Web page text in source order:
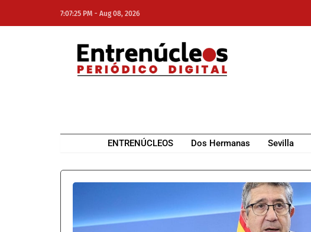
7:07:25 PM - Aug 08, 2026
ENTRENÚCLEOS Dos Hermanas Sevilla